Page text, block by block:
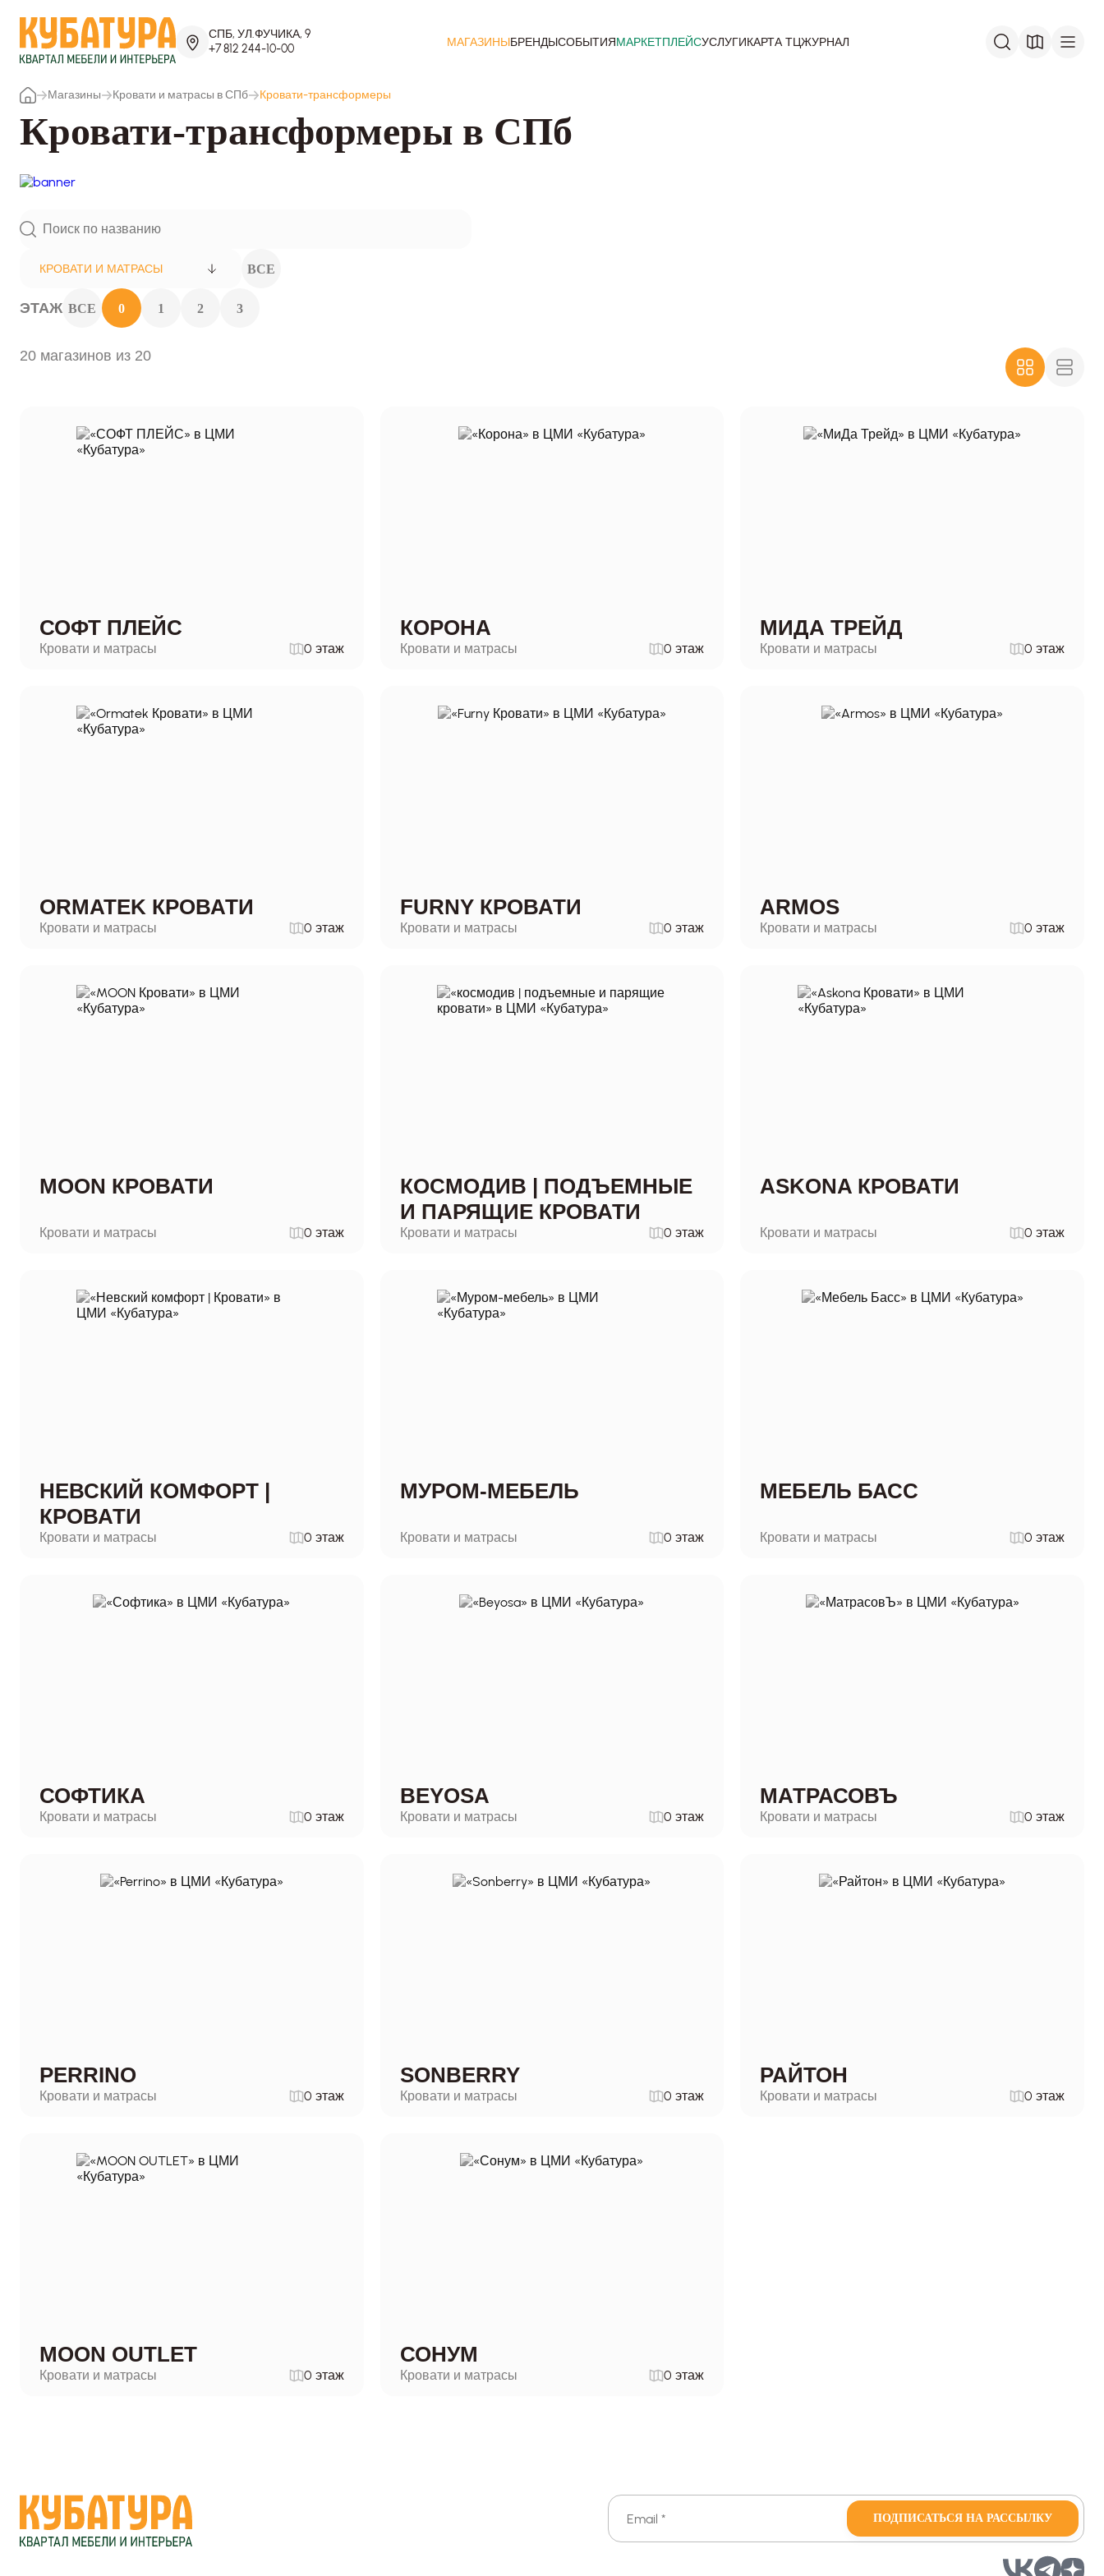
СПБ, УЛ.ФУЧИКА, 9
+7 812 244-10-00
МАГАЗИНЫБРЕНДЫСОБЫТИЯМАРКЕТПЛЕЙСУСЛУГИКАРТА ТЦЖУРНАЛ
Магазины Кровати и матрасы в СПб Кровати-трансформеры
Кровати-трансформеры в СПб
КРОВАТИ И МАТРАСЫ ВСЕ
ЭТАЖ ВСЕ 0 1 2 3
20 магазинов из 20
СОФТ ПЛЕЙС
Кровати и матрасы 0 этаж
КОРОНА
Кровати и матрасы 0 этаж
МИДА ТРЕЙД
Кровати и матрасы 0 этаж
ORMATEK КРОВАТИ
Кровати и матрасы 0 этаж
FURNY КРОВАТИ
Кровати и матрасы 0 этаж
ARMOS
Кровати и матрасы 0 этаж
MOON КРОВАТИ
Кровати и матрасы 0 этаж
КОСМОДИВ | ПОДЪЕМНЫЕ
И ПАРЯЩИЕ КРОВАТИ
Кровати и матрасы 0 этаж
ASKONA КРОВАТИ
Кровати и матрасы 0 этаж
НЕВСКИЙ КОМФОРТ |
КРОВАТИ
Кровати и матрасы 0 этаж
МУРОМ-МЕБЕЛЬ
Кровати и матрасы 0 этаж
МЕБЕЛЬ БАСС
Кровати и матрасы 0 этаж
СОФТИКА
Кровати и матрасы 0 этаж
BEYOSA
Кровати и матрасы 0 этаж
МАТРАСОВЪ
Кровати и матрасы 0 этаж
PERRINO
Кровати и матрасы 0 этаж
SONBERRY
Кровати и матрасы 0 этаж
РАЙТОН
Кровати и матрасы 0 этаж
MOON OUTLET
Кровати и матрасы 0 этаж
СОНУМ
Кровати и матрасы 0 этаж
ПОДПИСАТЬСЯ НА РАССЫЛКУ